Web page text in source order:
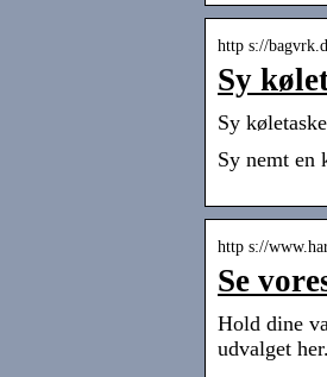
http s://
Sy
Sy
Sy nemt en
http s://
Se
Hold dine
udvalget